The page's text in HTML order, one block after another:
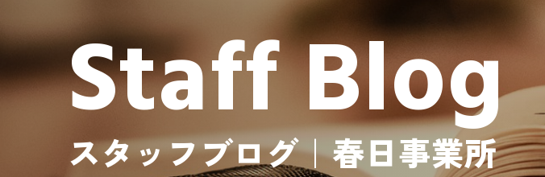
Staff Blog
スタッフブログ｜春日事業所